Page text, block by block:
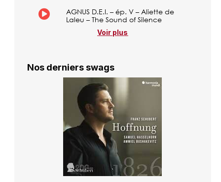
AGNUS D.E.I. – ép. V – Aliette de
Laleu – The Sound of Silence
Voir plus
Nos derniers swags